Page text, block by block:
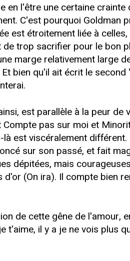
en l'être une certaine
C'est pourquoi
est étroitement liée à
trop sacrifier pour le bon
marge relativement large
bien qu'il ait écrit le
est parallèle à la peur
pas sur moi et
est viscéralement
sur son passé, et fait
dépitées, mais
(On ira). Il compte bien
de cette gêne de l'amour,
t'aime, il y a je ne vois plus